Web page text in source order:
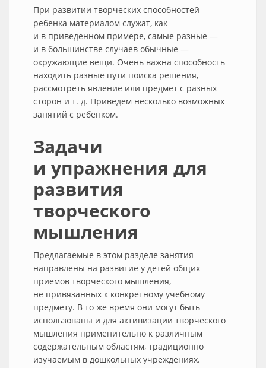
При развитии творческих способностей
ребенка материалом служат, как
и в приведенном примере, самые разные —
и в большинстве случаев обычные —
окружающие вещи. Очень важна способность
находить разные пути поиска решения,
рассмотреть явление или предмет с разных
сторон и т. д. Приведем несколько возможных
занятий с ребенком.
Задачи
и упражнения для
развития
творческого
мышления
Предлагаемые в этом разделе занятия
направлены на развитие у детей общих
приемов творческого мышления,
не привязанных к конкретному учебному
предмету. В то же время они могут быть
использованы и для активизации творческого
мышления применительно к различным
содержательным областям, традиционно
изучаемым в дошкольных учреждениях.